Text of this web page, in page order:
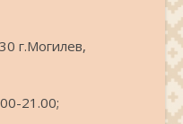
г.Могилев,
21.00;